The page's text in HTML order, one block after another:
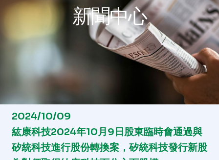
新聞中心
2024/10/09
紘康科技2024年10月9日股東臨時會通過與
矽統科技進行股份轉換案，矽統科技發行新股